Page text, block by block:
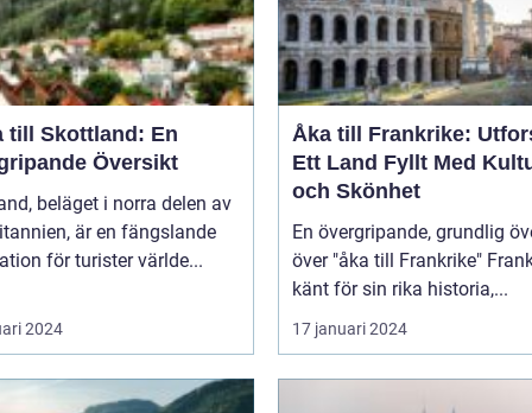
till Skottland: En
Översikt
beläget i norra delen av
är en fängslande
för turister världe...
2024
Åka till Frankrike:
Ett Land Fyllt Med
och Skönhet
En övergripande, grundlig
över "åka till Frankrike" Frankrike,
känt för sin rika historia,...
17 januari 2024